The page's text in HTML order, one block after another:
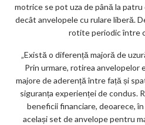
motrice se pot uza de până la
decât anvelopele cu rulare liberă.
rotite periodic între
„Există o diferență majoră de
Prin urmare, rotirea anvelopelor
majore de aderență între față și
siguranța experienței de condus.
beneficii financiare, deoarece,
același set de anvelope pentru